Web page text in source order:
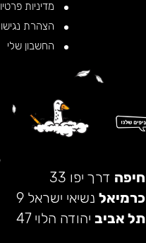
מדיניות
הצהרת
החשבון שלי
חיפה דרך יפו 33
כרמיאל נשיאי ישראל 9
תל אביב יהודה הלוי 47